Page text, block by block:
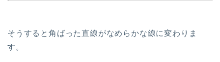
そうすると角ばった直線がなめらかな線に変わりま
す。